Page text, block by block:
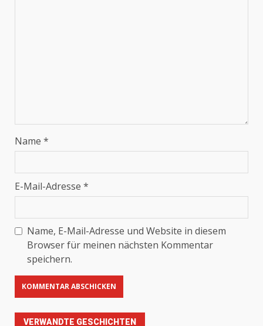
Name *
E-Mail-Adresse *
Name, E-Mail-Adresse und Website in diesem
Browser für meinen nächsten Kommentar
speichern.
VERWANDTE GESCHICHTEN